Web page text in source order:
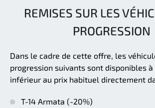
REMISES SUR LES
PROGRESSION
Dans le cadre de cette offre, les
progression suivants sont disponibles
inférieur au prix habituel directement
T-14 Armata (-20%)